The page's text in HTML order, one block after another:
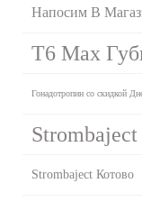
Напосим В
T6 Max
Гонадотропин со скидкой
Strombaject Котово